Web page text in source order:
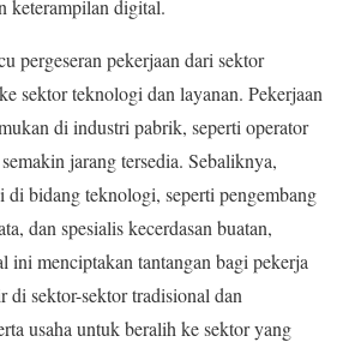
keterampilan digital.
pergeseran pekerjaan dari sektor
sektor teknologi dan layanan. Pekerjaan
di industri pabrik, seperti operator
jarang tersedia. Sebaliknya,
di bidang teknologi, seperti pengembang
dan spesialis kecerdasan buatan,
ini menciptakan tantangan bagi pekerja
di sektor-sektor tradisional dan
usaha untuk beralih ke sektor yang